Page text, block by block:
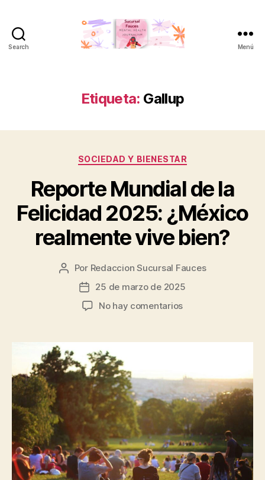
Search Menú
Etiqueta: Gallup
SOCIEDAD Y BIENESTAR
Reporte Mundial de la
Felicidad 2025: ¿México
realmente vive bien?
Por Redaccion Sucursal Fauces
25 de marzo de 2025
No hay comentarios